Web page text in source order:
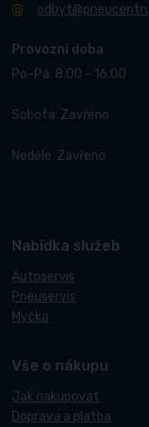
Provozní doba
Po–Pá: 8.00 - 16.00
Sobota: Zavřeno
Neděle: Zavřeno
Nabídka služeb
Autoservis
Pneuservis
Myčka
Vše o nákupu
Jak nakupovat
Doprava a platba